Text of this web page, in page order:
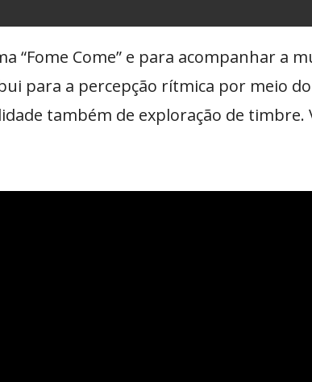
“Fome Come” e para acompanhar a
para a percepção rítmica por meio
também de exploração de timbre.